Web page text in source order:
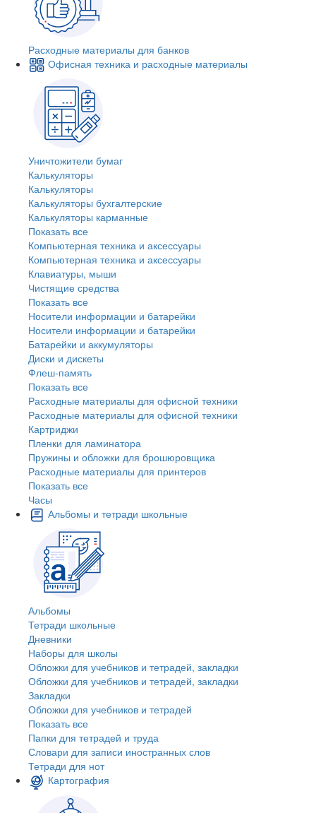
Расходные материалы для банков
Офисная техника и расходные материалы
Уничтожители бумаг
Калькуляторы
Калькуляторы
Калькуляторы бухгалтерские
Калькуляторы карманные
Показать все
Компьютерная техника и аксессуары
Компьютерная техника и аксессуары
Клавиатуры, мыши
Чистящие средства
Показать все
Носители информации и батарейки
Носители информации и батарейки
Батарейки и аккумуляторы
Диски и дискеты
Флеш-память
Показать все
Расходные материалы для офисной техники
Расходные материалы для офисной техники
Картриджи
Пленки для ламинатора
Пружины и обложки для брошюровщика
Расходные материалы для принтеров
Показать все
Часы
Альбомы и тетради школьные
Альбомы
Тетради школьные
Дневники
Наборы для школы
Обложки для учебников и тетрадей, закладки
Обложки для учебников и тетрадей, закладки
Закладки
Обложки для учебников и тетрадей
Показать все
Папки для тетрадей и труда
Словари для записи иностранных слов
Тетради для нот
Картография